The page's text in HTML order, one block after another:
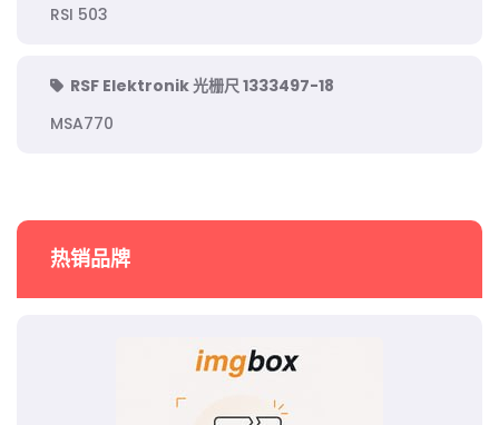
RSI 503
RSF Elektronik 光栅尺 1333497-18
MSA770
热销品牌